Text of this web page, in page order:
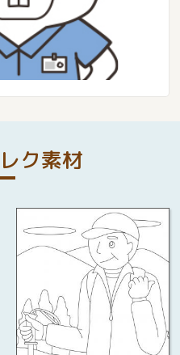
ク素材